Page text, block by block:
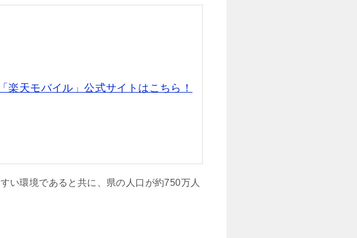
「楽天モバイル」公式サイトはこちら！
い環境であると共に、県の人口が約750万人